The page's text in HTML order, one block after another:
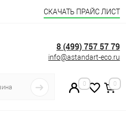
СКАЧАТЬ ПРАЙС ЛИСТ
8 (499) 757 57 79
info@astandart-eco.ru
0 0